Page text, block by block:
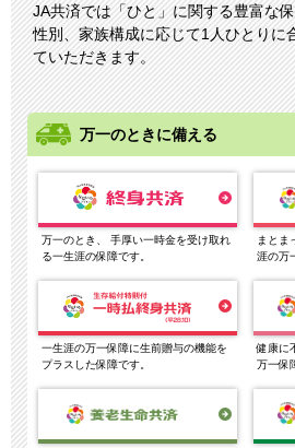
JA共済では「ひと」に関する豊富な
性別、家族構成に応じて1人ひとりに
ていただきます。
万一のときに備える
万一のとき、 手厚い一時金を受け取れ
る一生涯の保障です。
まとま
涯の万
一生涯の万一保障に生前贈与の機能を
プラスした保障です。
健康に
万一保